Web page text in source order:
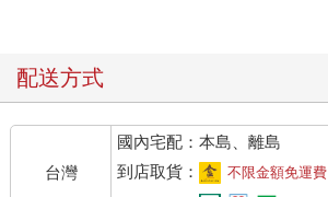
配送方式
台灣
國內宅配：本島、離島
到店取貨：
不限金額免運費